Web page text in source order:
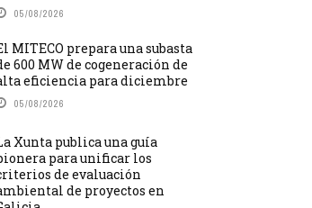
05/08/2026
MITECO prepara una subasta
600 MW de cogeneración de
eficiencia para diciembre
05/08/2026
Xunta publica una guía
para unificar los
de evaluación
de proyectos en